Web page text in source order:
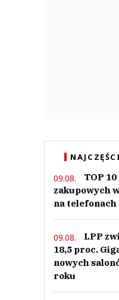
09.08.
TOP
zakupowych
na telefonach
09.08.
LPP
18,5 proc.
nowych
roku